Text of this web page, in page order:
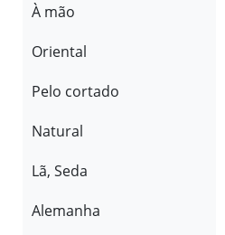
À mão
Oriental
Pelo cortado
Natural
Lã, Seda
Alemanha